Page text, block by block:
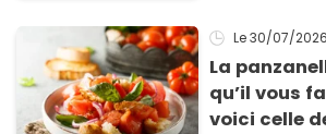
Le 30/07/2026
La
qu’il vous
voici celle